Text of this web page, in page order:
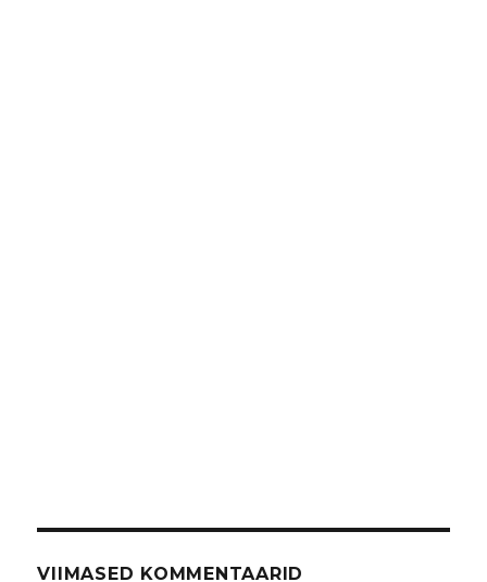
VIIMASED KOMMENTAARID